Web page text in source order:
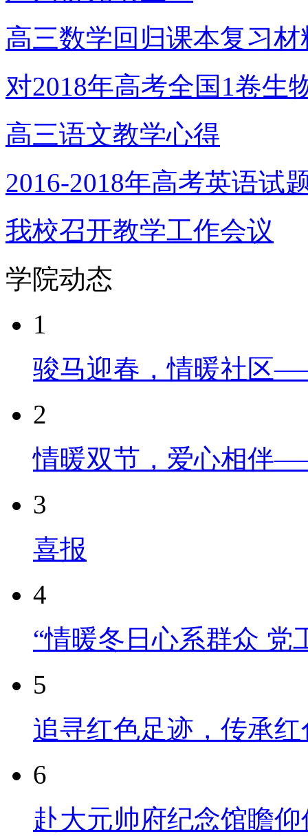
高三数学回归课本复习
对2018年高考全国1卷生
高三语文教学心得
2016-2018年高考英语试
我校召开教学工作会议
学院动态
1
骏马迎春，情暖社区
2
情暖双节，爱心相伴
3
喜报
4
“情暖冬日心系群众
5
追寻红色足迹，传承
6
赴大元帅府纪念馆瞻